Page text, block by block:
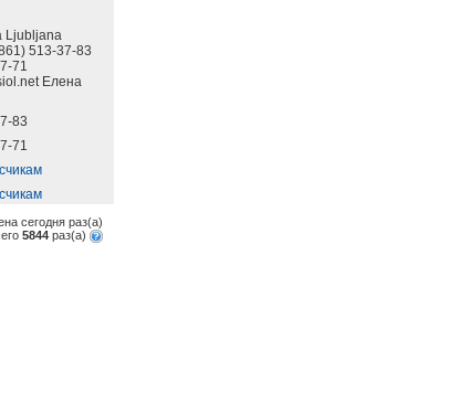
Ljubljana
513-37-83
71
Елена
83
71
сегодня раз(a)
5844 раз(a)